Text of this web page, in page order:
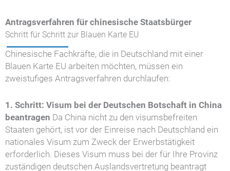
Antragsverfahren für chinesische Staatsbürger
Schritt für Schritt zur Blauen Karte EU
Chinesische Fachkräfte, die in Deutschland mit einer
Blauen Karte EU arbeiten möchten, müssen ein
zweistufiges Antragsverfahren durchlaufen:
1. Schritt: Visum bei der Deutschen Botschaft in China
beantragen Da China nicht zu den visumsbefreiten
Staaten gehört, ist vor der Einreise nach Deutschland ein
nationales Visum zum Zweck der Erwerbstätigkeit
erforderlich. Dieses Visum muss bei der für Ihre Provinz
zuständigen deutschen Auslandsvertretung beantragt